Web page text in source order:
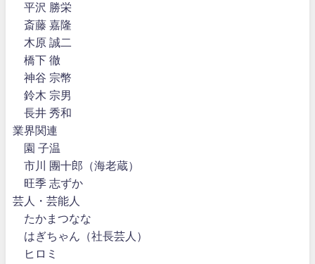
平沢 勝栄
斎藤 嘉隆
木原 誠二
橋下 徹
神谷 宗幣
鈴木 宗男
長井 秀和
業界関連
園 子温
市川 團十郎（海老蔵）
旺季 志ずか
芸人・芸能人
たかまつなな
はぎちゃん（社長芸人）
ヒロミ